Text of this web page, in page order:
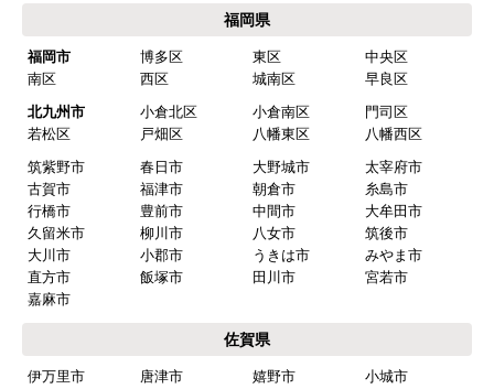
福岡県
福岡市 博多区 東区
中央区
南区
西区 城南区
早良区
北九州市
小倉北区 小倉南区
門司区
若松区
戸畑区 八幡東区
八幡西区
筑紫野市
春日市 大野城市
太宰府市
古賀市
福津市 朝倉市
糸島市
行橋市
豊前市 中間市
大牟田市
久留米市
柳川市 八女市
筑後市
大川市
小郡市 うきは市
みやま市
直方市
飯塚市 田川市
宮若市
嘉麻市
佐賀県
伊万里市 唐津市 嬉野市
小城市